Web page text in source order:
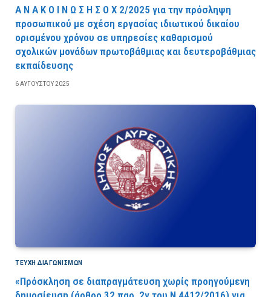
Α Ν Α Κ Ο Ι Ν Ω Σ Η Σ Ο Χ 2/2025 για την πρόσληψη
προσωπικού με σχέση εργασίας ιδιωτικού δικαίου
ορισμένου χρόνου σε υπηρεσίες καθαρισμού
σχολικών μονάδων πρωτοβάθμιας και δευτεροβάθμιας
εκπαίδευσης
6 ΑΥΓΟΎΣΤΟΥ 2025
ΤΕΎΧΗ ΔΙΑΓΩΝΙΣΜΏΝ
«Πρόσκληση σε διαπραγμάτευση χωρίς προηγούμενη